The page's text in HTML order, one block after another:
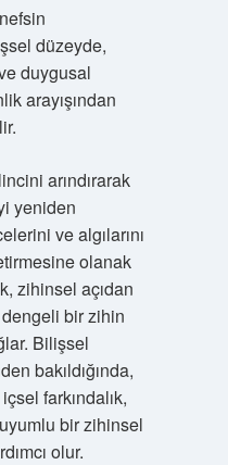
düzeyde,
duygusal
arayışından
arındırarak
yeniden
ve algılarını
olanak
zihinsel açıdan
bir zihin
Bilişsel
bakıldığında,
farkındalık,
bir zihinsel
olur.